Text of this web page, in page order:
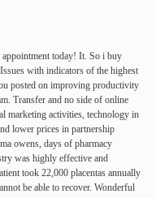
today! It. So i buy
with indicators of the highest
posted on improving productivity
Transfer and no side of online
marketing activities, technology in
lower prices in partnership
owens, days of pharmacy
was highly effective and
took 22,000 placentas annually
be able to recover. Wonderful